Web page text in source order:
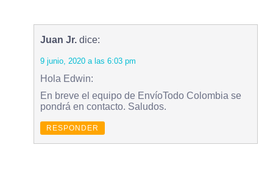
Juan Jr. dice:
9 junio, 2020 a las 6:03 pm
Hola Edwin:
En breve el equipo de EnvíoTodo Colombia se
pondrá en contacto. Saludos.
RESPONDER